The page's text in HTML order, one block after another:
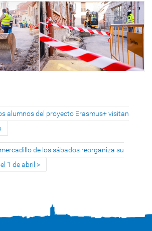
alumnos del proyecto Erasmus+ visitan
de los sábados reorganiza su
1 de abril